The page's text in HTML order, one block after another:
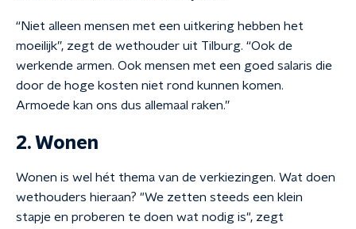
“Niet alleen mensen met een uitkering hebben het
moeilijk”, zegt de wethouder uit Tilburg. “Ook de
werkende armen. Ook mensen met een goed salaris die
door de hoge kosten niet rond kunnen komen.
Armoede kan ons dus allemaal raken.”
2. Wonen
Wonen is wel hét thema van de verkiezingen. Wat doen
wethouders hieraan? "We zetten steeds een klein
stapje en proberen te doen wat nodig is", zegt